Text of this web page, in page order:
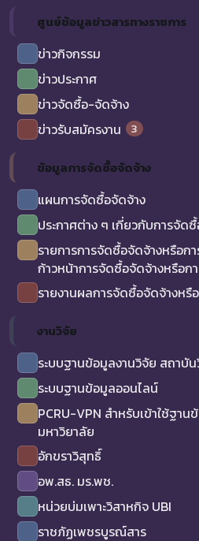
ศูนย์ข้อมูลข่าวสารทางราชการ
ข่าวกิจกรรม
ข่าวประกาศ
ข่าวจัดซื้อ-จัดจ้าง
ข่าวรับสมัครงาน
3
ข้อมูลการจัดซื้อจัดจ้าง
แผนการจัดซื้อจัดจ้าง
ประกาศต่าง ๆ เกี่ยวกับการจั
รายการการจัดซื้อจัดจ้างหรือก
ก้าวหน้าการจัดซื้อจัดจ้างหรือ
รายงานผลการจัดซื้อจัดจ้างหรื
งานวิจัย
ระบบฐานข้อมูลงานวิจัย สถาบั
ระบบฐานข้อมูลออนไลน์
PCRU-VPN สำหรับเข้าใช้ฐา
มหาวิยาลัย
อักขราวิสุทธิ์
อพ.สธ. มร.พช.
หน่วยบ่มเพาะวิสาหกิจ UBI
ราชภัฏเพชรบูรณ์สาร